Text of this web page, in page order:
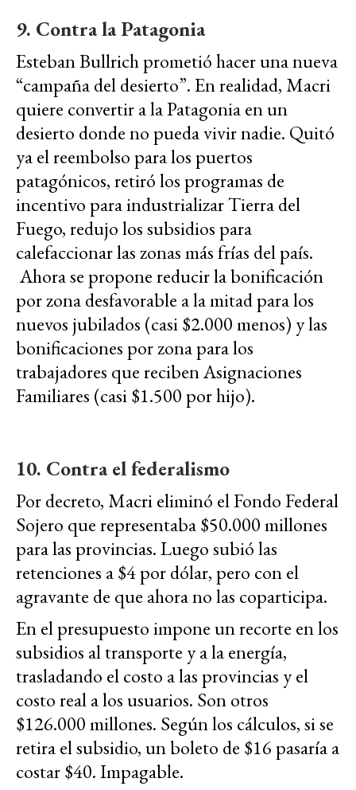
9. Contra la Patagonia
Esteban Bullrich prometió hacer una nueva
“campaña del desierto”. En realidad, Macri
quiere convertir a la Patagonia en un
desierto donde no pueda vivir nadie. Quitó
ya el reembolso para los puertos
patagónicos, retiró los programas de
incentivo para industrializar Tierra del
Fuego, redujo los subsidios para
calefaccionar las zonas más frías del país.
Ahora se propone reducir la bonificación
por zona desfavorable a la mitad para los
nuevos jubilados (casi $2.000 menos) y las
bonificaciones por zona para los
trabajadores que reciben Asignaciones
Familiares (casi $1.500 por hijo).
10. Contra el federalismo
Por decreto, Macri eliminó el Fondo Federal
Sojero que representaba $50.000 millones
para las provincias. Luego subió las
retenciones a $4 por dólar, pero con el
agravante de que ahora no las coparticipa.
En el presupuesto impone un recorte en los
subsidios al transporte y a la energía,
trasladando el costo a las provincias y el
costo real a los usuarios. Son otros
$126.000 millones. Según los cálculos, si se
retira el subsidio, un boleto de $16 pasaría a
costar $40. Impagable.